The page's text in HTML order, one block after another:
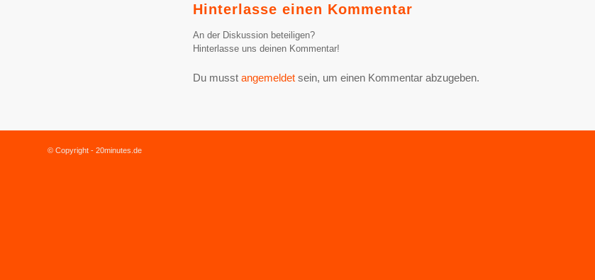
Hinterlasse einen Kommentar
An der Diskussion beteiligen?
Hinterlasse uns deinen Kommentar!
Du musst angemeldet sein, um einen Kommentar abzugeben.
© Copyright - 20minutes.de